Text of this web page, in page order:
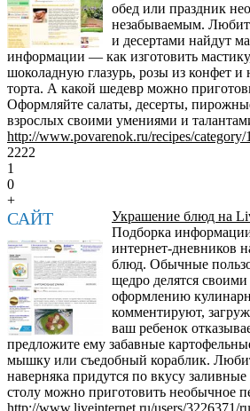
обед или праздник
незабываемым.
и десертами найдут
информации — как изготовить
шоколадную глазурь, розы из конфет
торта. А какой шедевр можно
Оформляйте салаты, десерты,
взрослых своими умениями и
http://www.povarenok.ru/recipes/category/
2222
1
0
+
САЙТ
Украшение блюд на
Подборка
интернет-дневников
блюд. Обычные
щедро делятся
оформлению
комментируют,
ваш ребенок
предложите ему забавные
мышку или съедобный кораблик.
наверняка придутся по вкусу
столу можно приготовить необычное
http://www.liveinternet.ru/users/3226371/